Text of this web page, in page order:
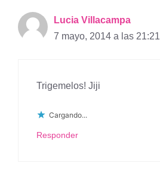
Lucia Villacampa
7 mayo, 2014 a las 21:21
Trigemelos! Jiji
Cargando...
Responder